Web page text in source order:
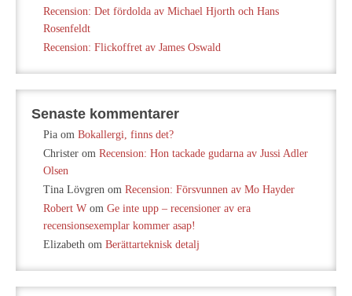
Recension: Det fördolda av Michael Hjorth och Hans
Rosenfeldt
Recension: Flickoffret av James Oswald
Senaste kommentarer
Pia om Bokallergi, finns det?
Christer om Recension: Hon tackade gudarna av Jussi Adler
Olsen
Tina Lövgren om Recension: Försvunnen av Mo Hayder
Robert W om Ge inte upp – recensioner av era
recensionsexemplar kommer asap!
Elizabeth om Berättarteknisk detalj